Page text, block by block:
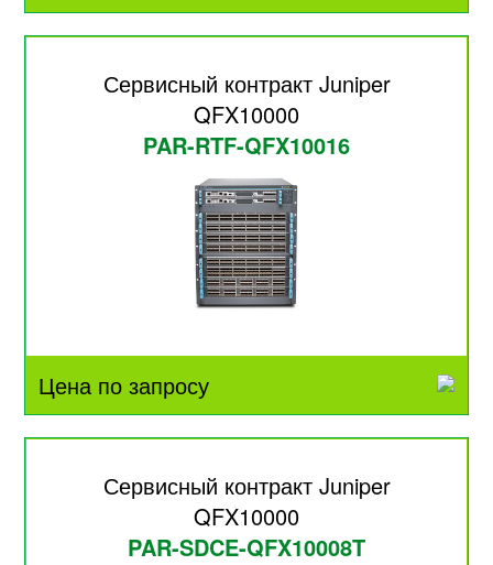
Сервисный контракт Juniper
QFX10000
PAR-RTF-QFX10016
Цена по запросу
Сервисный контракт Juniper
QFX10000
PAR-SDCE-QFX10008T